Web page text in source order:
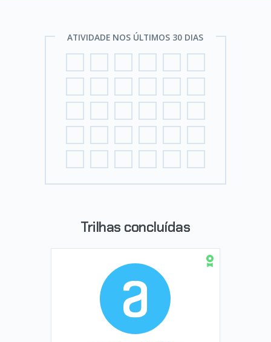
ATIVIDADE NOS ÚLTIMOS 30 DIAS
Trilhas concluídas